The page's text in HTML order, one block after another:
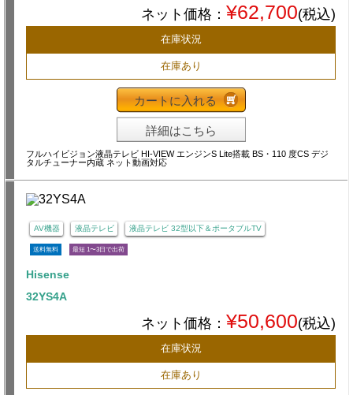
ネット価格： ¥62,700(税込)
在庫状況
在庫あり
カートに入れる
詳細はこちら
フルハイビジョン液晶テレビ HI-VIEW エンジンS Lite搭載 BS・110 度CS デジ
タルチューナー内蔵 ネット動画対応
AV機器 液晶テレビ 液晶テレビ 32型以下＆ポータブルTV
送料無料 最短 1〜3日で出荷
Hisense
32YS4A
ネット価格： ¥50,600(税込)
在庫状況
在庫あり